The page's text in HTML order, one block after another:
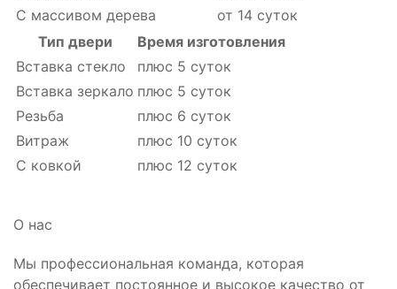
С массивом дерева
от 14 суток
Тип двери
Время изготовления
Вставка стекло
плюс 5 суток
Вставка зеркало плюс 5 суток
Резьба
плюс 6 суток
Витраж
плюс 10 суток
С ковкой
плюс 12 суток
О нас
Мы профессиональная команда, которая
обеспечивает постоянное и высокое качество от